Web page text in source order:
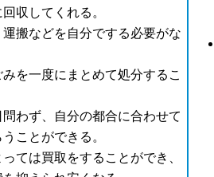
収してくれる。
搬などを自分でする必要がな
を一度にまとめて処分するこ
わず、自分の都合に合わせて
ことができる。
ては買取をすることができ、